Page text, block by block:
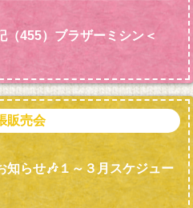
（455）ブラザーミシン＜
販売会
知らせ🎶１～３月スケジュー